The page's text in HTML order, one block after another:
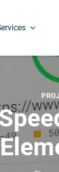
(SEO)
projet web